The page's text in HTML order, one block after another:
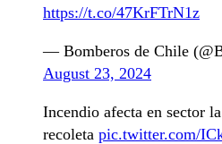
https://t.co/47KrFTrN1z
— Bomberos de Chile
August 23, 2024
Incendio afecta en sector
recoleta pic.twitter.com/